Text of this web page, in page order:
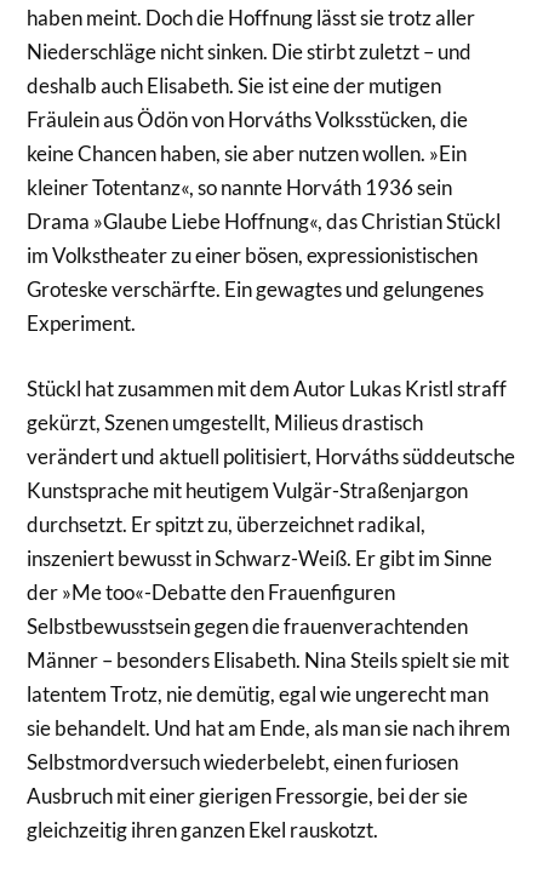
haben meint. Doch die Hoffnung lässt sie trotz aller
Niederschläge nicht sinken. Die stirbt zuletzt – und
deshalb auch Elisabeth. Sie ist eine der mutigen
Fräulein aus Ödön von Horváths Volksstücken, die
keine Chancen haben, sie aber nutzen wollen. »Ein
kleiner Totentanz«, so nannte Horváth 1936 sein
Drama »Glaube Liebe Hoffnung«, das Christian Stückl
im Volkstheater zu einer bösen, expressionistischen
Groteske verschärfte. Ein gewagtes und gelungenes
Experiment.
Stückl hat zusammen mit dem Autor Lukas Kristl straff
gekürzt, Szenen umgestellt, Milieus drastisch
verändert und aktuell politisiert, Horváths süddeutsche
Kunstsprache mit heutigem Vulgär-Straßenjargon
durchsetzt. Er spitzt zu, überzeichnet radikal,
inszeniert bewusst in Schwarz-Weiß. Er gibt im Sinne
der »Me too«-Debatte den Frauenfiguren
Selbstbewusstsein gegen die frauenverachtenden
Männer – besonders Elisabeth. Nina Steils spielt sie mit
latentem Trotz, nie demütig, egal wie ungerecht man
sie behandelt. Und hat am Ende, als man sie nach ihrem
Selbstmordversuch wiederbelebt, einen furiosen
Ausbruch mit einer gierigen Fressorgie, bei der sie
gleichzeitig ihren ganzen Ekel rauskotzt.